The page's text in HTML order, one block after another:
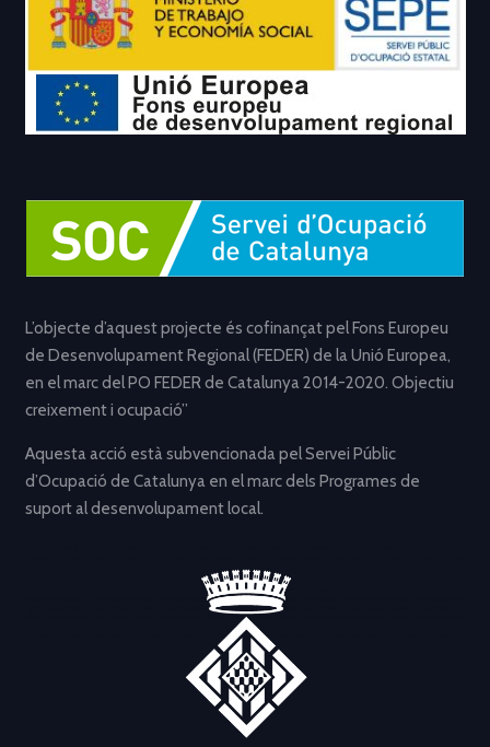
L’objecte d’aquest projecte és cofinançat pel Fons Europeu
de Desenvolupament Regional (FEDER) de la Unió Europea,
en el marc del PO FEDER de Catalunya 2014-2020. Objectiu
creixement i ocupació”
Aquesta acció està subvencionada pel Servei Públic
d’Ocupació de Catalunya en el marc dels Programes de
suport al desenvolupament local.